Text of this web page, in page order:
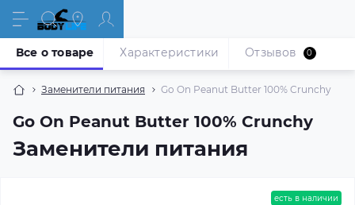
Заменители питания Go On Peanut Butter 100% Crunchy
Go On Peanut Butter 100% Crunchy
Заменители питания
Все о товаре Характеристики Отзывов 0
есть в наличии